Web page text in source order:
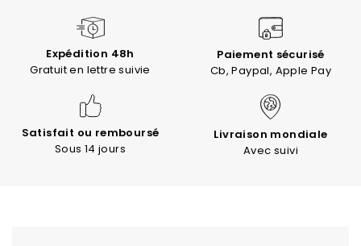
Expédition 48h
Gratuit en lettre suivie
Paiement sécurisé
Cb, Paypal, Apple Pay
Satisfait ou remboursé
Sous 14 jours
Livraison mondiale
Avec suivi